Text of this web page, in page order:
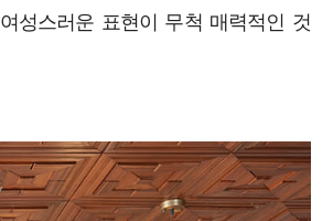
성스러운 표현이 무척 매력적인 것